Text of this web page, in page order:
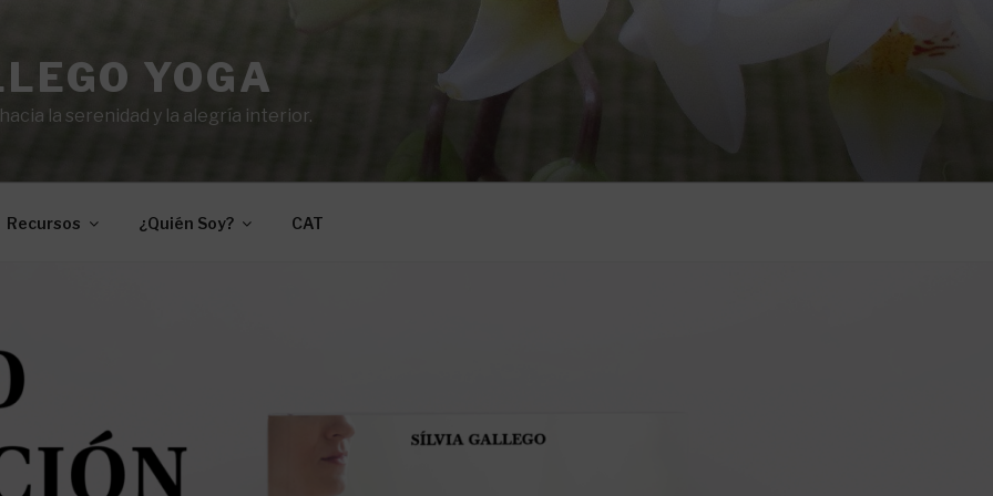
YOGA
la serenidad y la alegría interior.
Recursos ¿Quién Soy? CAT